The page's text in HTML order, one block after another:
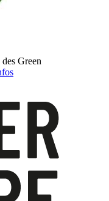
Green